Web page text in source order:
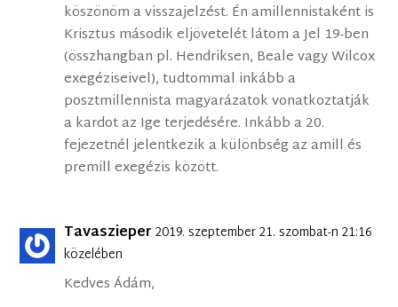
köszönöm a visszajelzést. Én amillennistaként is
Krisztus második eljövetelét látom a Jel 19-ben
(összhangban pl. Hendriksen, Beale vagy Wilcox
exegéziseivel), tudtommal inkább a
posztmillennista magyarázatok vonatkoztatják
a kardot az Ige terjedésére. Inkább a 20.
fejezetnél jelentkezik a különbség az amill és
premill exegézis között.
Tavaszieper 2019. szeptember 21. szombat-n 21:16
közelében
Kedves Ádám,